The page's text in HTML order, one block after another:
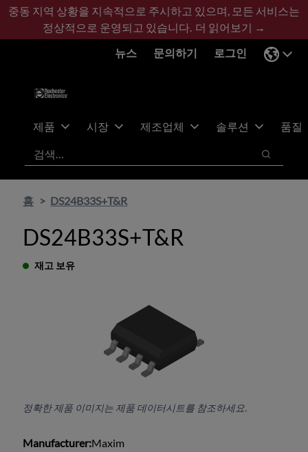
기
콘
바
글
중동 지역 상황을 지속적으로 주시하고 있으며, 모든 서비스는
정상적으로 운영되고 있습니다. 더 읽어보기 →
뉴스
문의하기 로그인
제품 시장 제조업체 솔루션
품질
검색
검색
홈 DS24B33S+T&R
DS24B33S+T&R
재고 보유
정확한 제품 이미지는 제품 데이터시트를 참조하세요.
Manufacturer:Maxim